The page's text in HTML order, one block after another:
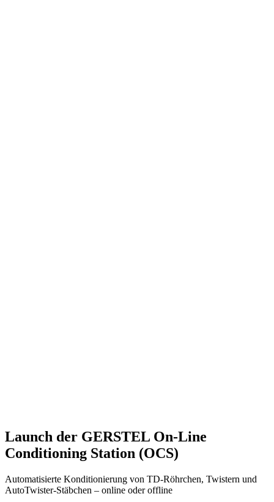
Launch der GERSTEL On-Line
Conditioning Station (OCS)
Automatisierte Konditionierung von TD-Röhrchen, Twistern und
AutoTwister-Stäbchen – online oder offline